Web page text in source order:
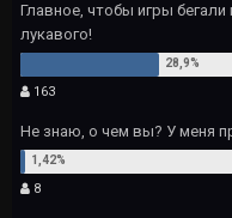
Главное, чтобы игры
лукавого!
163
Не знаю, о чем вы? У меня
8